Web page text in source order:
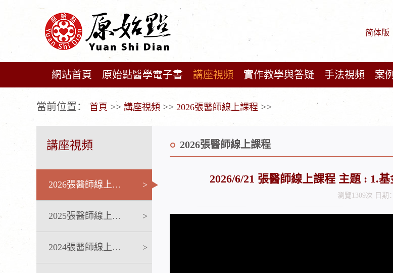
简体版
網站首頁 原始點醫學電子書 講座視頻 實作教學與答疑 手法視頻 案
當前位置： 首頁 >> 講座視頻 >> 2026張醫師線上課程 >>
講座視頻
2026張醫師線上課程 >
2025張醫師線上課程 >
2024張醫師線上課程 >
2026張醫師線上課程
2026/6/21 張醫師線上課程 主題 : 1.
瀏覽1309次 日期